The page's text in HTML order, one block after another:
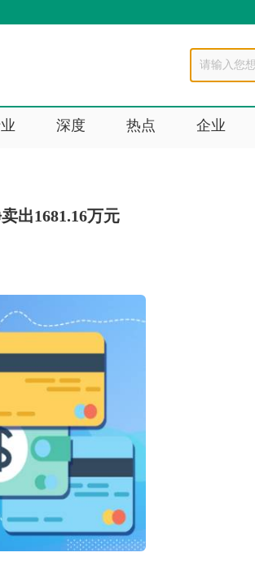
深度 热点 企业
出1681.16万元